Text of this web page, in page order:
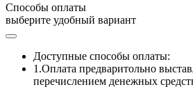
Способы оплаты
выберите удобный вариант
Доступные способы оплаты:
1.Оплата предваритольно
перечислением денежных